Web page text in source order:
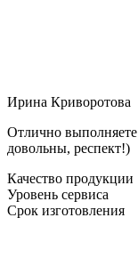
Ирина Криворотова
Отлично выполняете
довольны, респект!)
Качество продукции
Уровень сервиса
Срок изготовления